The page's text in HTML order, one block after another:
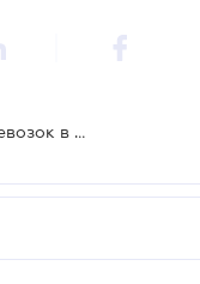
Укрзализныця ввела запрет грузоперевозок в вагонах собственности ряда компаний РФ